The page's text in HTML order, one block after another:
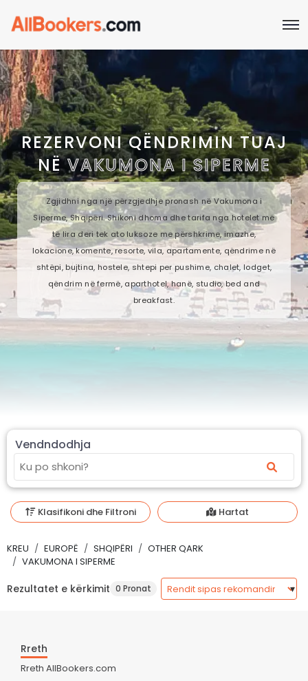
REZERVONI QËNDRIMIN TUAJ
NËVAKUMONA I SIPERME
Zgjidhni nga një përzgjedhje pronash në Vakumona i
Siperme, Shqipëri. Shikoni dhoma dhe tarifa nga hotelet më
të lira deri tek ato luksoze me përshkrime, imazhe,
lokacione, komente, resorte, vila, apartamente, qëndrime në
shtëpi, bujtina, hostele, shtepi per pushime, chalet, lodget,
qëndrim në fermë, aparthotel, hanë, studio, bed and
breakfast.
Vendndodhja
Klasifikoni dhe Filtroni Hartat
KREU EUROPË SHQIPËRI
OTHER QARK
VAKUMONA I SIPERME
Rezultatet e kërkimit 0 Pronat
Rreth
Rreth AllBookers.com